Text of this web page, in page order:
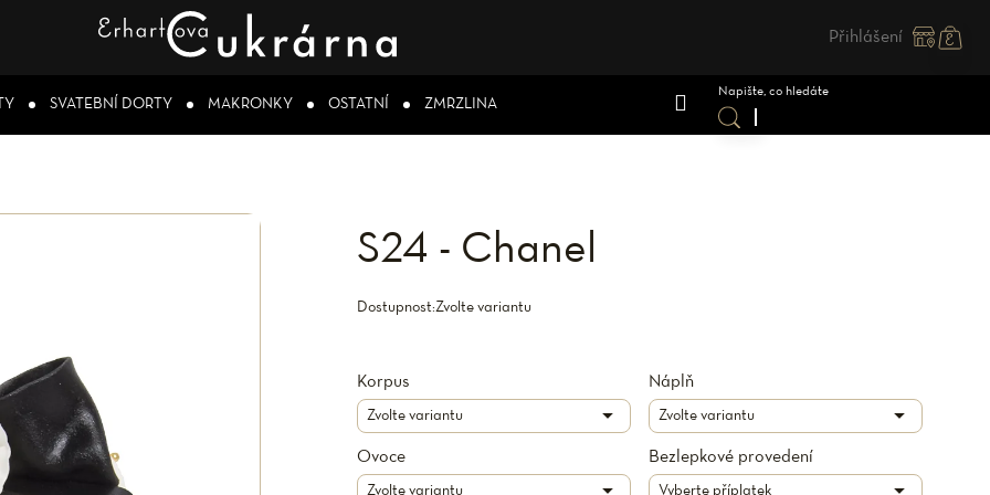
Přihlášení
SVATEBNÍ DORTY MAKRONKY OSTATNÍ ZMRZLINA
S24 - Chanel
Korpus Náplň
Ovoce Bezlepkové provedení
Dostupnost:Zvolte variantu